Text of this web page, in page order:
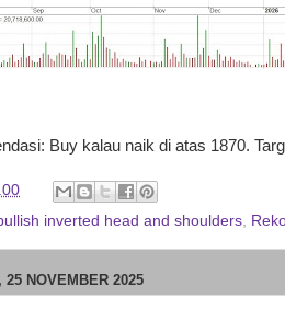
Buy kalau naik di atas 1870.
inverted head and shoulders
25 NOVEMBER 2025